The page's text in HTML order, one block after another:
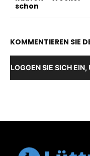
schon
KOMMENTIEREN SIE
LOGGEN SIE SICH